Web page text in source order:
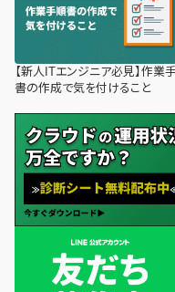
【新人ITエンジニア必見】作業
書の作成で気を付けること